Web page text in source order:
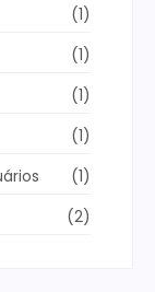
(1)
(1)
(1)
(1)
(1)
(2)